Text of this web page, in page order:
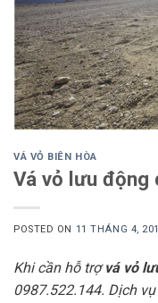
VÁ VỎ BIÊN HÒA
Vá vỏ lưu động
POSTED ON 11 THÁNG 4,
Khi cần hỗ trợvá vỏ
0987.522.144. Dịch vụ